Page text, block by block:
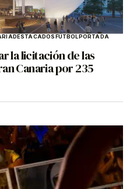
DESTACADOSFÚTBOLPORTADA
la licitación de las
Canaria por 235